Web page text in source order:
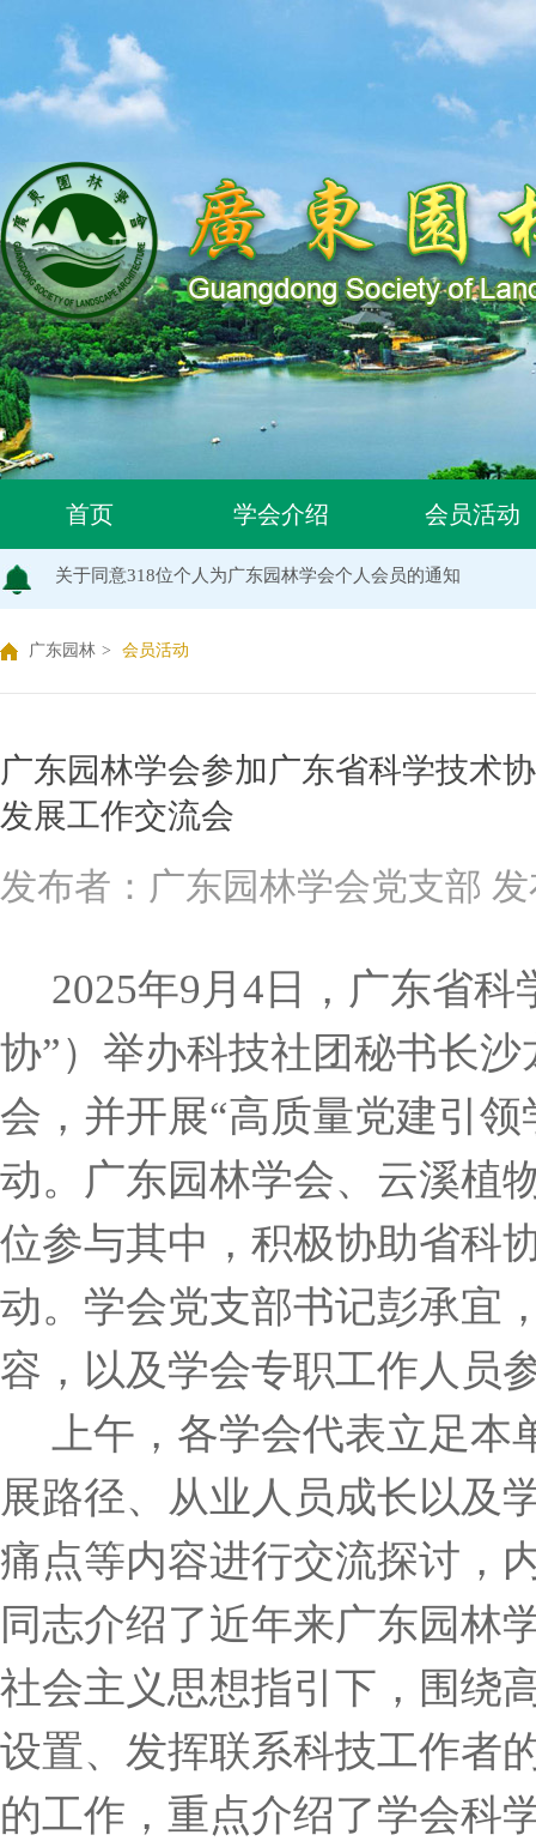
首页 学会介绍 会员活动
关于同意96位个人为广东园林学会个人会员的通知
关于同意318位个人为广东园林学会个人会员的通知
关于2026年度广东园林学会科学技术奖申报工作延期的通知
广东园林学会关于开展2026年广东风景园林优秀学子奖评
关于推荐广东园林学会专家库候选人的通知（2026年度）
关于公布2026年度广东园林学会研究项目立项名单的通知
关于申报2026年度广东园林学会科学技术奖的通知
关于2026年度广东园林学会研究项目评审结果的公示
广东园林 > 会员活动
广东园林学会参加广东省科学技术
发展工作交流会
发布者：广东园林学会党支部
2025年9月4日，广东省
协”）举办科技社团秘书长
会，并开展“高质量党建引
动。广东园林学会、云溪植
位参与其中，积极协助省科
动。学会党支部书记彭承宜
容，以及学会专职工作人员
上午，各学会代表立足本
展路径、从业人员成长以及
痛点等内容进行交流探讨，
同志介绍了近年来广东园林
社会主义思想指引下，围绕
设置、发挥联系科技工作者
的工作，重点介绍了学会科